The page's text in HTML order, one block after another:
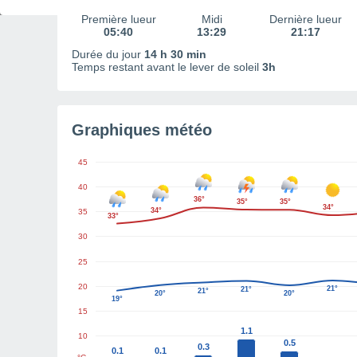
Première lueur
05:40
Midi
13:29
Dernière lueur
21:17
Durée du jour 14 h 30 min
Temps restant avant le lever de soleil 3h
Graphiques météo
10
15
20
25
30
35
40
45
0.1 0.1 0.3
1.1
0.5
33°
34°
36° 35° 35°
34°
19°
20° 21° 21° 20°
21°